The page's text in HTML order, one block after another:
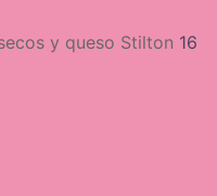
y queso Stilton 16